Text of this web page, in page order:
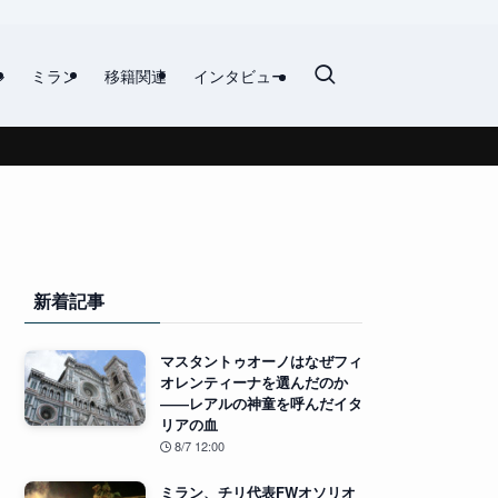
ミラン 移籍関連 インタビュー
新着記事
マスタントゥオーノはなぜフィ
オレンティーナを選んだのか
――レアルの神童を呼んだイタ
リアの血
8/7 12:00
ミラン、チリ代表FWオソリオ